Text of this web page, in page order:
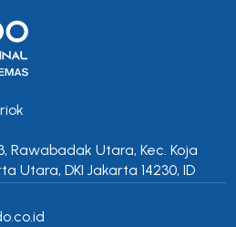
Rawabadak Utara, Kec. Koja
Utara, DKI Jakarta 14230, ID